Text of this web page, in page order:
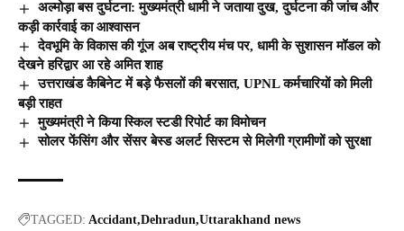
अल्मोड़ा बस दुर्घटना: मुख्यमंत्री धामी ने जताया दुख, दुर्घटना की जांच और
कड़ी कार्रवाई का आश्वासन
देवभूमि के विकास की गूंज अब राष्ट्रीय मंच पर, धामी के सुशासन मॉडल को
देखने हरिद्वार आ रहे अमित शाह
उत्तराखंड कैबिनेट में बड़े फैसलों की बरसात, UPNL कर्मचारियों को मिली
बड़ी राहत
मुख्यमंत्री ने किया स्किल स्टडी रिपोर्ट का विमोचन
सोलर फेंसिंग और सेंसर बेस्ड अलर्ट सिस्टम से मिलेगी ग्रामीणों को सुरक्षा
TAGGED: Accidant Dehradun Uttarakhand news